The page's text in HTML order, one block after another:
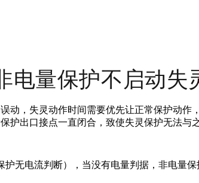
电量保护不启动失
动，失灵动作时间需要优先让正常保护动
出口接点一直闭合，致使失灵保护无法与
无电流判断），当没有电量判据，非电量保